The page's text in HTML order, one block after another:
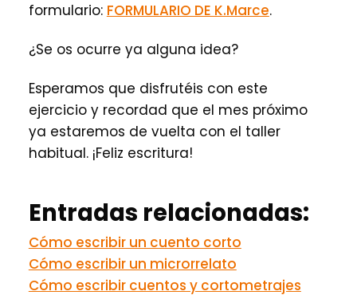
formulario: FORMULARIO DE K.Marce.
¿Se os ocurre ya alguna idea?
Esperamos que disfrutéis con este
ejercicio y recordad que el mes próximo
ya estaremos de vuelta con el taller
habitual. ¡Feliz escritura!
Entradas relacionadas:
Cómo escribir un cuento corto
Cómo escribir un microrrelato
Cómo escribir cuentos y cortometrajes